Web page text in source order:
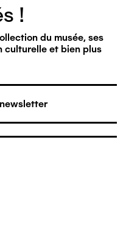
!
du musée, ses
culturelle et bien plus